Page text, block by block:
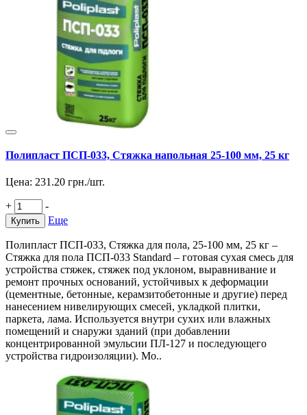
Полипласт ПСП-033, Стяжка напольная 25-100 мм, 25 кг
Цена: 231.20 грн./шт.
+ -
Купить Еще
Полипласт ПСП-033, Стяжка для пола, 25-100 мм, 25 кг –
Стяжка для пола ПСП-033 Standard – готовая сухая смесь для
устройства стяжек, стяжек под уклоном, выравнивание и
ремонт прочных оснований, устойчивых к деформации
(цементные, бетонные, керамзитобетонные и другие) перед
нанесением нивелирующих смесей, укладкой плитки,
паркета, лама. Используется внутри сухих или влажных
помещений и снаружи зданий (при добавлении
концентрированной эмульсии ПЛ-127 и последующего
устройства гидроизоляции). Мо..